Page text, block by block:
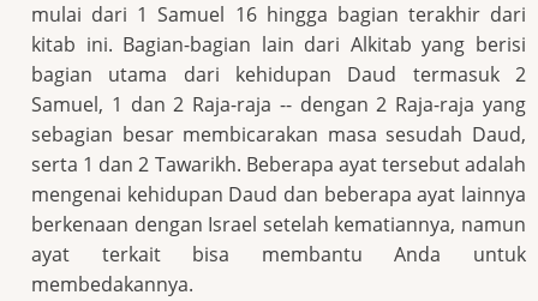
mulai dari 1 Samuel 16 hingga bagian terakhir dari
kitab ini. Bagian-bagian lain dari Alkitab yang berisi
bagian utama dari kehidupan Daud termasuk 2
Samuel, 1 dan 2 Raja-raja -- dengan 2 Raja-raja yang
sebagian besar membicarakan masa sesudah Daud,
serta 1 dan 2 Tawarikh. Beberapa ayat tersebut adalah
mengenai kehidupan Daud dan beberapa ayat lainnya
berkenaan dengan Israel setelah kematiannya, namun
ayat terkait bisa membantu Anda untuk
membedakannya.